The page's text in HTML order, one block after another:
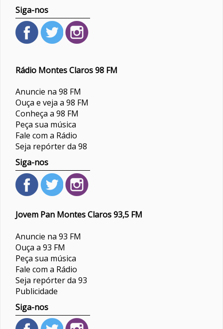
Siga-nos
Rádio Montes Claros 98 FM
Anuncie na 98 FM
Ouça e veja a 98 FM
Conheça a 98 FM
Peça sua música
Fale com a Rádio
Seja repórter da 98
Siga-nos
Jovem Pan Montes Claros 93,5 FM
Anuncie na 93 FM
Ouça a 93 FM
Peça sua música
Fale com a Rádio
Seja repórter da 93
Publicidade
Siga-nos